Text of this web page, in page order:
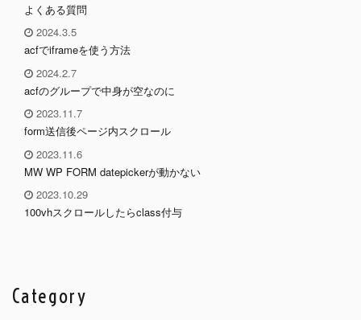
よくある質問
2024.3.5
acfでiframeを使う方法
2024.2.7
acfのグループで中身が空なのに
2023.11.7
form送信後ページ内スクロール
2023.11.6
MW WP FORM datepickerが動かない
2023.10.29
100vhスクロールしたらclass付与
Category